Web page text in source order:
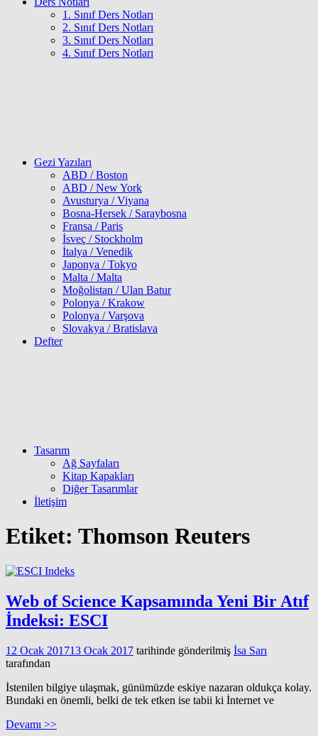
1. Sınıf Ders Notları
2. Sınıf Ders Notları
3. Sınıf Ders Notları
4. Sınıf Ders Notları
Gezi Yazıları
ABD / Boston
ABD / New York
Avusturya / Viyana
Bosna-Hersek / Saraybosna
Fransa / Paris
İsveç / Stockholm
İtalya / Venedik
Japonya / Tokyo
Malta / Malta
Moğolistan / Ulan Batur
Polonya / Krakow
Polonya / Varşova
Slovakya / Bratislava
Defter
Tasarım
Ağ Sayfaları
Kitap Kapakları
Diğer Tasarımlar
İletişim
Etiket: Thomson Reuters
Web of Science Kapsamında Yeni Bir Atıf
İndeksi: ESCI
12 Ocak 201713 Ocak 2017 tarihinde gönderilmiş İsa Sarı
tarafından
İstenilen bilgiye ulaşmak, günümüzde eskiye nazaran oldukça kolay.
Bundaki en önemli, belki de tek etken ise tabii ki İnternet ve
Devamı >>